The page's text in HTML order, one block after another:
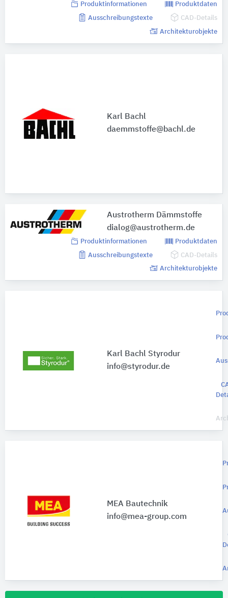
Produktinformationen Produktdaten
Ausschreibungstexte CAD-Details
Architekturobjekte
Karl Bachl
daemmstoffe@bachl.de
Austrotherm Dämmstoffe
dialog@austrotherm.de
Produktinformationen Produktdaten
Ausschreibungstexte CAD-Details
Architekturobjekte
Karl Bachl Styrodur
info@styrodur.de
MEA Bautechnik
info@mea-group.com